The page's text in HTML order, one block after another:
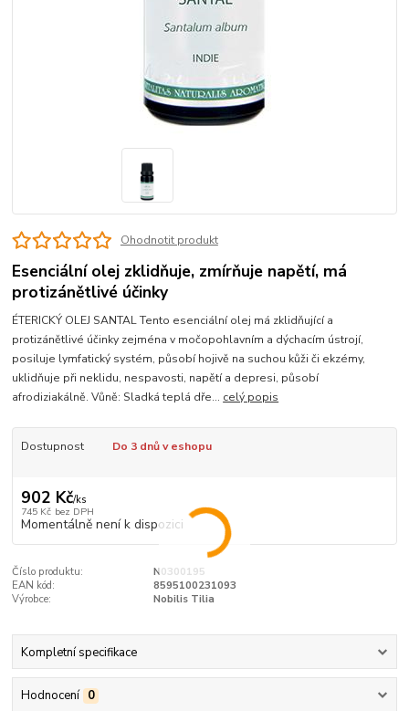
Ohodnotit produkt
Esenciální olej zklidňuje, zmírňuje napětí, má
protizánětlivé účinky
ÉTERICKÝ OLEJ SANTAL Tento esenciální olej má zklidňující a
protizánětlivé účinky zejména v močopohlavním a dýchacím ústrojí,
posiluje lymfatický systém, působí hojivě na suchou kůži či ekzémy,
uklidňuje při neklidu, nespavosti, napětí a depresi, působí
afrodiziakálně. Vůně: Sladká teplá dře... celý popis
Dostupnost Do 3 dnů v eshopu
902 Kč/ks
745 Kč bez DPH
Momentálně není k dispozici
Číslo produktu:
N0300195
EAN kód:
8595100231093
Výrobce:
Nobilis Tilia
Kompletní specifikace
Hodnocení 0